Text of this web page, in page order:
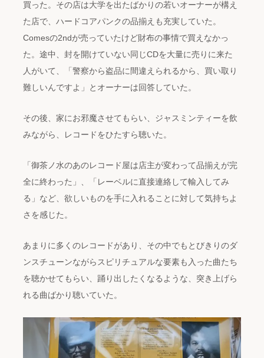
買った。その店は大学を出たばかりの若いオーナーが構え
た店で、ハードコアパンクの品揃えも充実していた。
Comesの2ndが売っていたけど財布の事情で買えなかっ
た。途中、封を開けていない同じCDを大量に売りに来た
人がいて、「警察から盗品に間違えられるから、買い取り
難しいんですよ」とオーナーは回答していた。
その後、家にお邪魔させてもらい、ジャスミンティーを飲
みながら、レコードをひたすら聴いた。
「御茶ノ水のあのレコード屋は店主が変わって品揃えが完
全に終わった」、「レーベルに直接連絡して輸入してみ
る」など、欲しいものを手に入れることに対して気持ちよ
さを感じた。
あまりに多くのレコードがあり、その中でもとびきりのダ
ンスチューンながらスピリチュアルな要素も入った曲たち
を聴かせてもらい、踊り出したくなるような、突き上げら
れる曲ばかり聴いていた。